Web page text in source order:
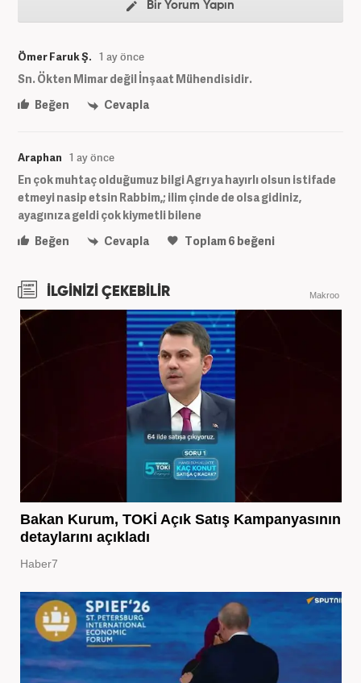
Bir Yorum Yapın
Ömer Faruk Ş. 1 ay önce
Sn. Ökten Mimar değil İnşaat Mühendisidir.
Beğen
Cevapla
Araphan 1 ay önce
En çok muhtaç olduğumuz bilgi Agrı ya hayırlı olsun istifade
etmeyi nasip etsin Rabbim,; ilim çinde de olsa gidiniz,
ayagınıza geldi çok kiymetli bilene
Beğen
Cevapla Toplam6 beğeni
İLGİNİZİ ÇEKEBİLİR Makroo
Bakan Kurum, TOKİ Açık Satış Kampanyasının
detaylarını açıkladı
Haber7